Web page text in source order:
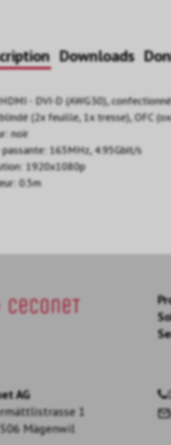
Downloads
- DVI-D (AWG30),
(2x feuille, 1x tresse), OFC
noir
165MHz, 4.95Gbit/s
1920x1080p
0.5m
AG
1
Mägenwil